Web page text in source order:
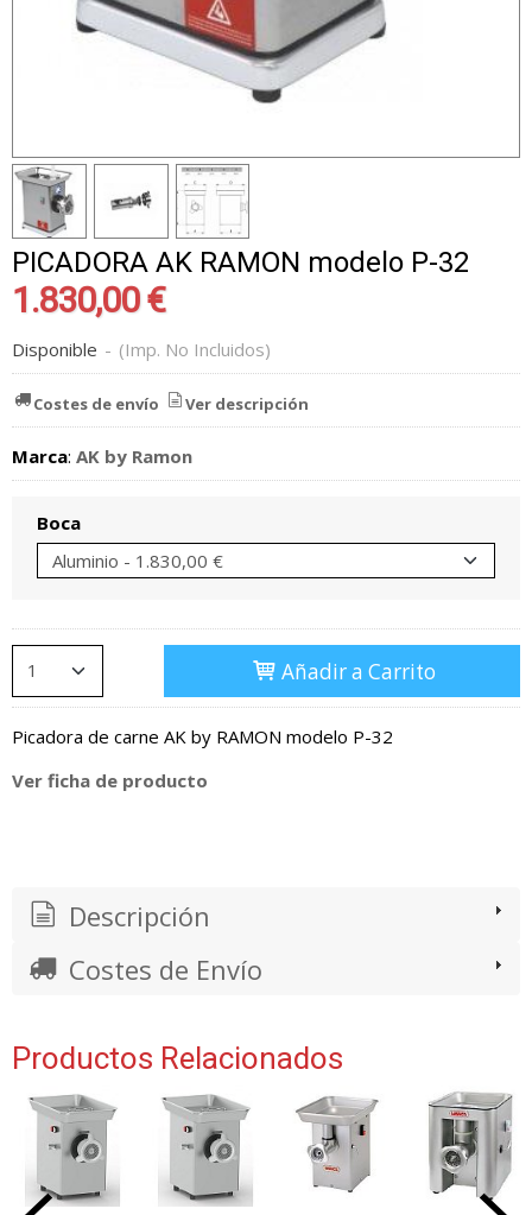
PICADORA AK RAMON modelo P-32
1.830,00 €
Disponible - (Imp. No Incluidos)
Costes de envío Ver descripción
Marca: AK by Ramon
Boca
Añadir a Carrito
Picadora de carne AK by RAMON modelo P-32
Ver ficha de producto
Descripción
Costes de Envío
Productos Relacionados